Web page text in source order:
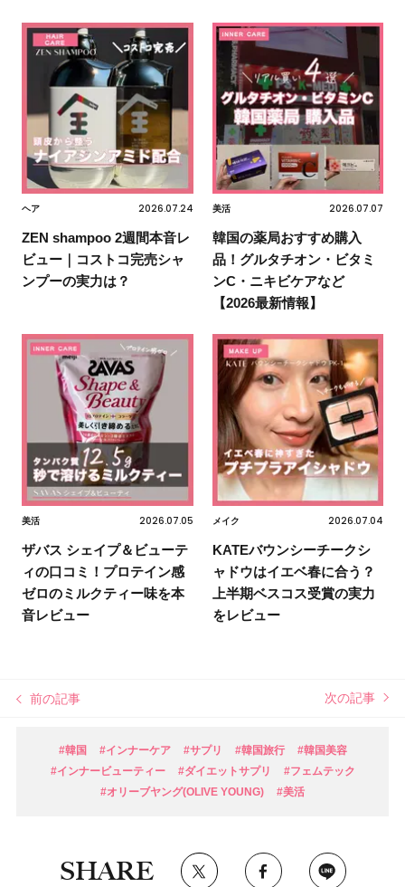
ヘア 2026.07.24
ZEN shampoo 2週間本音レ
ビュー｜コストコ完売シャ
ンプーの実力は？
美活 2026.07.07
韓国の薬局おすすめ購入
品！グルタチオン・ビタミ
ンC・ニキビケアなど
【2026最新情報】
美活 2026.07.05
ザバス シェイプ＆ビューテ
ィの口コミ！プロテイン感
ゼロのミルクティー味を本
音レビュー
メイク 2026.07.04
KATEバウンシーチークシ
ャドウはイエベ春に合う？
上半期ベスコス受賞の実力
をレビュー
前の記事 次の記事
#韓国 #インナーケア #サプリ #韓国旅行
#韓国美容
#インナービューティー
#ダイエットサプリ
#フェムテック
#オリーブヤング(OLIVE YOUNG)
#美活
SHARE